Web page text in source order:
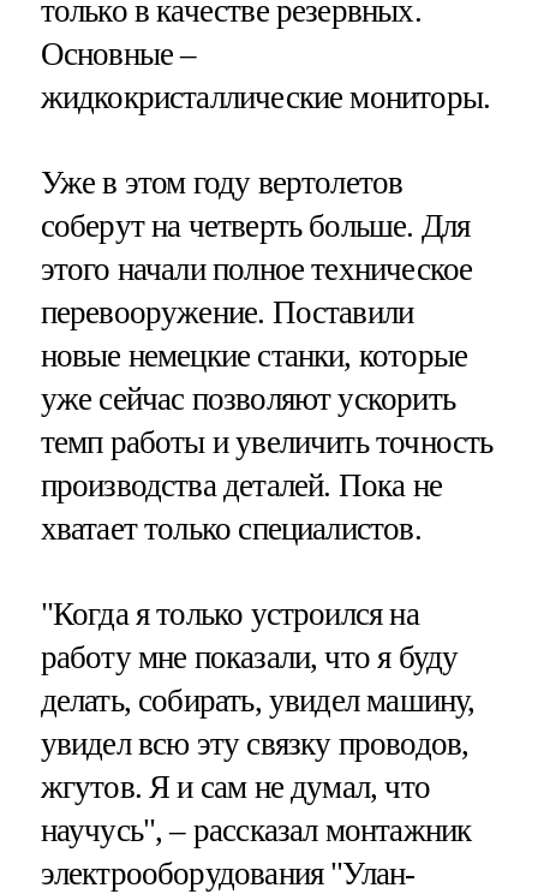
только в качестве резервных.
Основные –
жидкокристаллические мониторы.
Уже в этом году вертолетов
соберут на четверть больше. Для
этого начали полное техническое
перевооружение. Поставили
новые немецкие станки, которые
уже сейчас позволяют ускорить
темп работы и увеличить точность
производства деталей. Пока не
хватает только специалистов.
"Когда я только устроился на
работу мне показали, что я буду
делать, собирать, увидел машину,
увидел всю эту связку проводов,
жгутов. Я и сам не думал, что
научусь", – рассказал монтажник
электрооборудования "Улан-